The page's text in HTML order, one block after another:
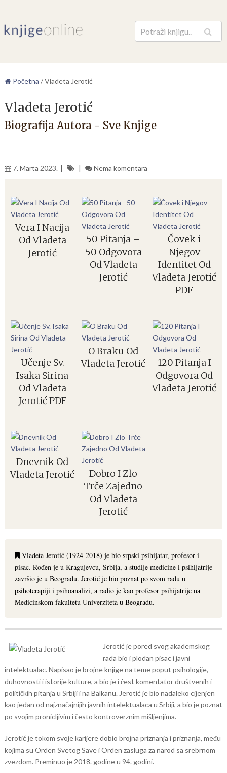
Pretraga
Početna /Vladeta Jerotić
Vladeta Jerotić
Biografija Autora - Sve Knjige
7. Marta 2023. Nema komentara
Vera I Nacija
Od Vladeta
Jerotić
50 Pitanja –
50 Odgovora
Od Vladeta
Jerotić
Čovek i
Njegov
Identitet Od
Vladeta Jerotić
PDF
Učenje Sv.
Isaka Sirina
Od Vladeta
Jerotić PDF
O Braku Od
Vladeta Jerotić
120 Pitanja I
Odgovora Od
Vladeta Jerotić
Dnevnik Od
Vladeta Jerotić
Dobro I Zlo
Trče Zajedno
Od Vladeta
Jerotić
Vladeta Jerotić (1924-2018) je bio srpski psihijatar, profesor i
pisac. Rođen je u Kragujevcu, Srbija, a studije medicine i psihijatrije
završio je u Beogradu. Jerotić je bio poznat po svom radu u
psihoterapiji i psihoanalizi, a radio je kao profesor psihijatrije na
Medicinskom fakultetu Univerziteta u Beogradu.
Jerotić je pored svog akademskog
rada bio i plodan pisac i javni
intelektualac. Napisao je brojne knjige na teme poput psihologije,
duhovnosti i istorije kulture, a bio je i čest komentator društvenih i
političkih pitanja u Srbiji i na Balkanu. Jerotić je bio nadaleko cijenjen
kao jedan od najznačajnijih javnih intelektualaca u Srbiji, a bio je poznat
po svojim pronicljivim i često kontroverznim mišljenjima.
Jerotić je tokom svoje karijere dobio brojna priznanja i priznanja, među
kojima su Orden Svetog Save i Orden zasluga za narod sa srebrnom
zvezdom. Preminuo je 2018. godine u 94. godini.